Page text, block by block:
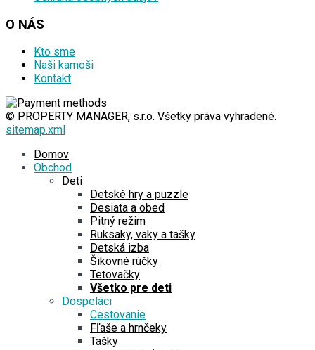
O NÁS
Kto sme
Naši kamoši
Kontakt
© PROPERTY MANAGER, s.r.o. Všetky práva vyhradené.
sitemap.xml
Domov
Obchod
Deti
Detské hry a puzzle
Desiata a obed
Pitný režim
Ruksaky, vaky a tašky
Detská izba
Šikovné rúčky
Tetovačky
Všetko pre deti
Dospeláci
Cestovanie
Fľaše a hrnčeky
Tašky